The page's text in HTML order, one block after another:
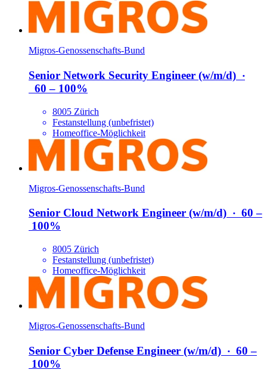
Migros-Genossenschafts-Bund
Senior Network Security Engineer (w/​m/​d) ‧
60 – 100%
8005 Zürich
Festanstellung (unbefristet)
Homeoffice-Möglichkeit
Migros-Genossenschafts-Bund
Senior Cloud Network Engineer (w/​m/​d) ‧ 60 –
100%
8005 Zürich
Festanstellung (unbefristet)
Homeoffice-Möglichkeit
Migros-Genossenschafts-Bund
Senior Cyber Defense Engineer (w/​m/​d) ‧ 60 –
100%